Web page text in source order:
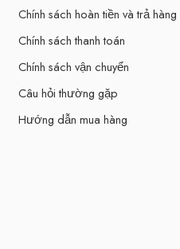
Chính sách hoàn tiền và trả hàng
Chính sách thanh toán
Chính sách vận chuyển
Câu hỏi thường gặp
Hướng dẫn mua hàng